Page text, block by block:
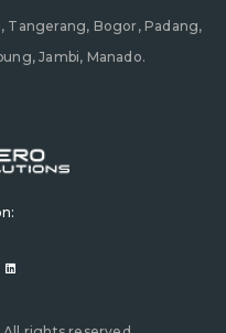
Tangerang, Bogor, Padang,
Jambi, Manado.
i
n